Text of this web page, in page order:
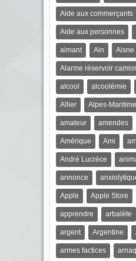
Aide aux commerçants
Aide aux personnes
aimant Ain Aisne
Alarme réservoir
alcool alcoolémie
Allier Alpes-
amateur amendes
Amérique Ami
André Lucrèce
annonce
Apple Apple Store
apprendre arbalète
argent Argentine
armes factices